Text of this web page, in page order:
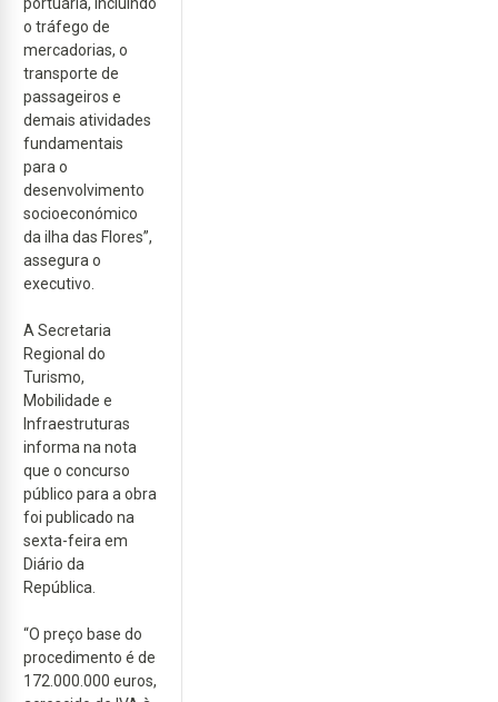
portuária, incluindo
o tráfego de
mercadorias, o
transporte de
passageiros e
demais atividades
fundamentais
para o
desenvolvimento
socioeconómico
da ilha das Flores”,
assegura o
executivo.
A Secretaria
Regional do
Turismo,
Mobilidade e
Infraestruturas
informa na nota
que o concurso
público para a obra
foi publicado na
sexta-feira em
Diário da
República.
“O preço base do
procedimento é de
172.000.000 euros,